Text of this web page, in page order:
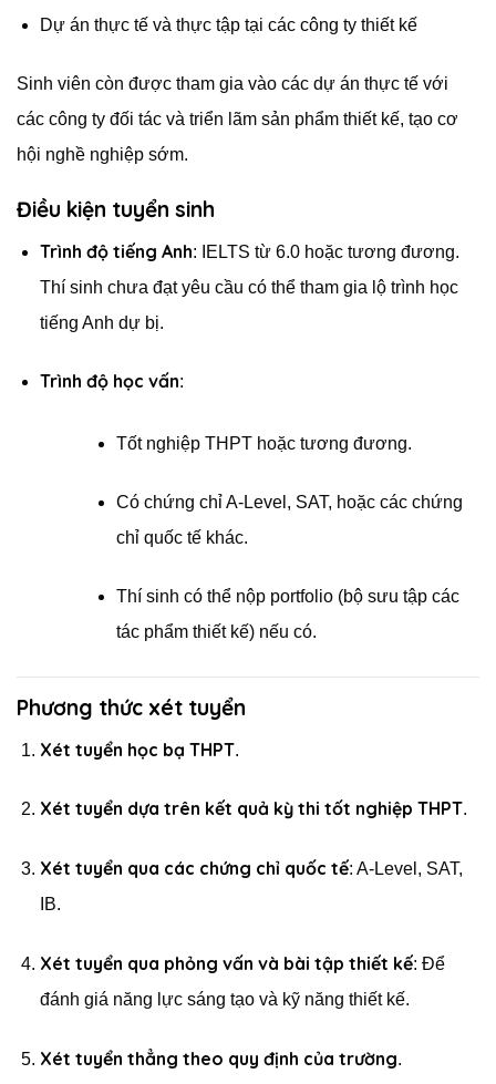
Dự án thực tế và thực tập tại các công ty thiết kế
Sinh viên còn được tham gia vào các dự án thực tế với
các công ty đối tác và triển lãm sản phẩm thiết kế, tạo cơ
hội nghề nghiệp sớm.
Điều kiện tuyển sinh
Trình độ tiếng Anh: IELTS từ 6.0 hoặc tương đương.
Thí sinh chưa đạt yêu cầu có thể tham gia lộ trình học
tiếng Anh dự bị.
Trình độ học vấn:
Tốt nghiệp THPT hoặc tương đương.
Có chứng chỉ A-Level, SAT, hoặc các chứng
chỉ quốc tế khác.
Thí sinh có thể nộp portfolio (bộ sưu tập các
tác phẩm thiết kế) nếu có.
Phương thức xét tuyển
Xét tuyển học bạ THPT.
Xét tuyển dựa trên kết quả kỳ thi tốt nghiệp THPT.
Xét tuyển qua các chứng chỉ quốc tế: A-Level, SAT,
IB.
Xét tuyển qua phỏng vấn và bài tập thiết kế: Để
đánh giá năng lực sáng tạo và kỹ năng thiết kế.
Xét tuyển thẳng theo quy định của trường.